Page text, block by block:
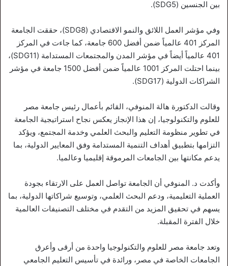
بين الجنسين (SDG5).
وفي مؤشر العمل اللائق والنمو الاقتصادي (SDG8)، حققت الجامعة
المركز 401 عالمياً ضمن أفضل 600 جامعة، كما جاءت في المركز
401 عالمياً أيضاً في مؤشر المدن والمجتمعات المستدامة (SDG11)،
بينما احتلت المركز 1001 عالمياً ضمن أفضل 1500 جامعة في مؤشر
الشراكات الدولية (SDG17).
وقالت الدكتورة هالة المنوفي، القائم بأعمال رئيس جامعة مصر
للعلوم والتكنولوجيا، إن هذا الإنجاز يعكس نجاح استراتيجية الجامعة
في تطوير منظومة التعليم والبحث العلمي وخدمة المجتمع، ويؤكد
التزامها بتطبيق أهداف التنمية المستدامة وفق المعايير الدولية، بما
يدعم مكانتها بين الجامعات المرموقة إقليميا وعالميا.
وأكدت د. المنوفي أن الجامعة تواصل العمل على الارتقاء بجودة
العملية التعليمية، ودعم البحث العلمي، وتوسيع شراكاتها الدولية، بما
يسهم في تحقيق المزيد من التقدم في مختلف التصنيفات العالمية
خلال الفترة المقبلة.
وتعد جامعة مصر للعلوم والتكنولوجيا واحدة من أرقى وأعرق
الجامعات الخاصة في مصر، ورائدة في تأسيس التعليم الجامعي